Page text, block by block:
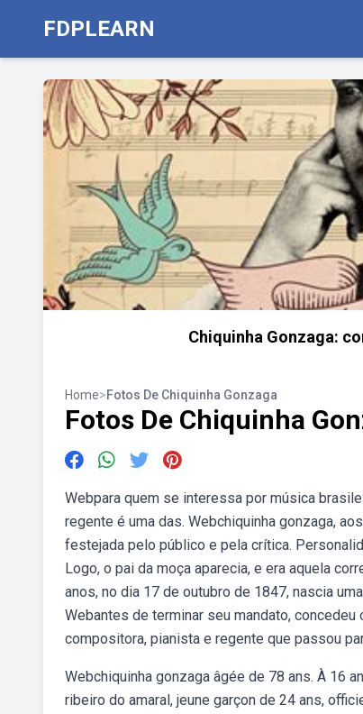
FDPLEARN
Chiquinha Gonzaga:
Home>Fotos De Chiquinha Gonzaga
Fotos De Chiquinha
Webpara quem se interessa por música
regente é uma das. Webchiquinha gonzaga,
festejada pelo público e pela crítica.
Logo, o pai da moça aparecia, e era aquela
anos, no dia 17 de outubro de 1847, nascia
Webantes de terminar seu mandato,
compositora, pianista e regente que passou
Webchiquinha gonzaga âgée de 78 ans. À 16
ribeiro do amaral, jeune garçon de 24 ans,